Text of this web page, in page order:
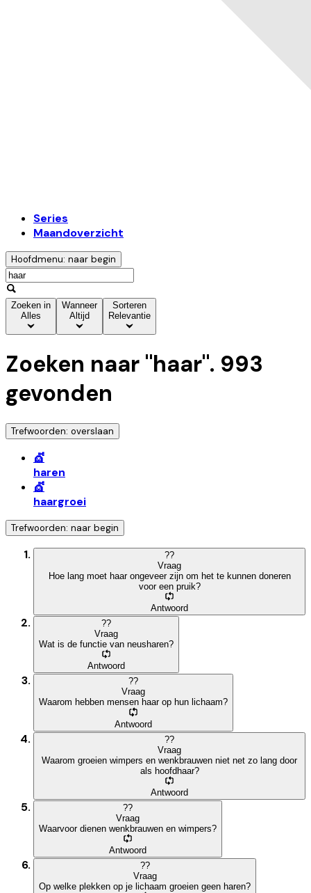
Series
Maandoverzicht
Hoofdmenu: naar begin
Zoeken in
Alles
Wanneer
Altijd
Sorteren
Relevantie
Zoeken naar "haar". 993
gevonden
Trefwoorden: overslaan
💇
haren
💇
haargroei
Trefwoorden: naar begin
??
Vraag
Hoe lang moet haar ongeveer zijn om het te kunnen doneren
voor een pruik?
Antwoord
??
Vraag
Wat is de functie van neusharen?
Antwoord
??
Vraag
Waarom hebben mensen haar op hun lichaam?
Antwoord
??
Vraag
Waarom groeien wimpers en wenkbrauwen niet net zo lang door
als hoofdhaar?
Antwoord
??
Vraag
Waarvoor dienen wenkbrauwen en wimpers?
Antwoord
??
Vraag
Op welke plekken op je lichaam groeien geen haren?